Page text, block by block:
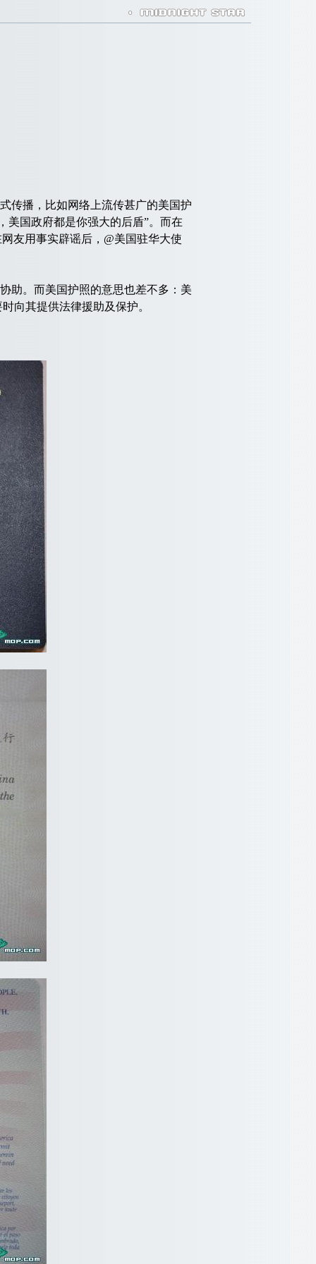
播，比如网络上流传甚广的美国护
美国政府都是你强大的后盾”。而在
友用事实辟谣后，@美国驻华大使
。而美国护照的意思也差不多：美
向其提供法律援助及保护。